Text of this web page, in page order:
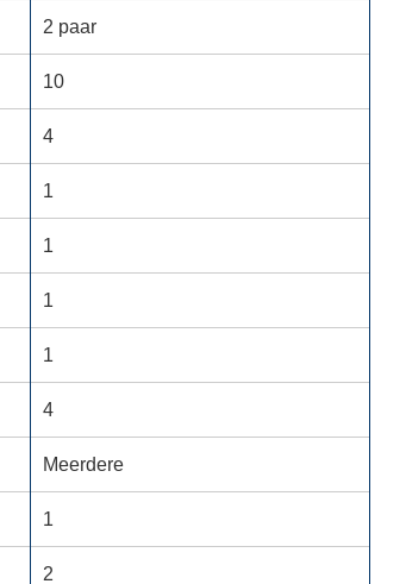
2 paar
10
4
1
1
1
1
4
Meerdere
1
2